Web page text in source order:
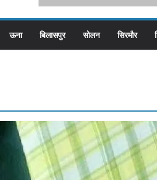
ऊना बिलासपुर सोलन सिरमौर